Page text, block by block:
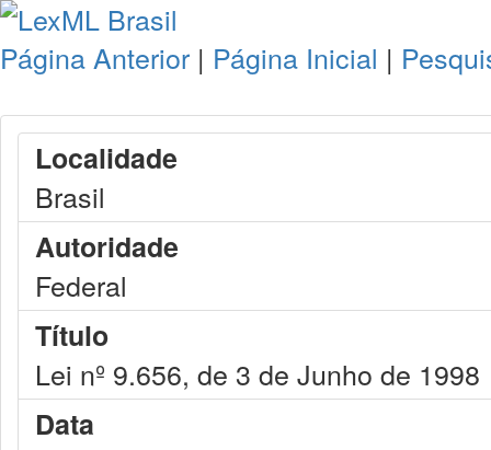
Página Anterior | Página Inicial |
Localidade
Brasil
Autoridade
Federal
Título
Lei nº 9.656, de 3 de Junho de 1998
Data